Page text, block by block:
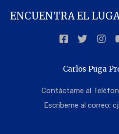
ENCUENTRA EL
Carlos Puga
Contáctame al
Escríbeme al correo: